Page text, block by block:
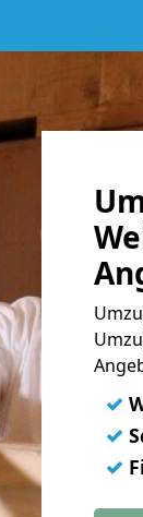
✓
✓
✓